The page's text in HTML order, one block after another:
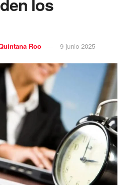
los
Roo 9 junio 2025